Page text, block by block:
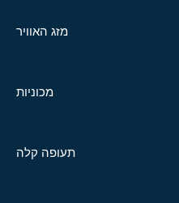
מזג האוויר
מכוניות
תעופה קלה